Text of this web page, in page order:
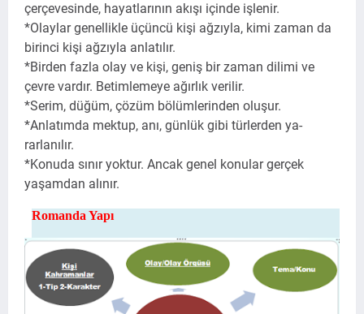
çerçevesinde, hayatlarının akışı içinde işlenir.
*Olaylar genellikle üçüncü kişi ağzıyla, kimi zaman da
birinci kişi ağzıyla anlatılır.
*Birden fazla olay ve kişi, geniş bir zaman dilimi ve
çevre vardır. Betimlemeye ağırlık verilir.
*Serim, düğüm, çözüm bölümlerinden oluşur.
*Anlatımda mektup, anı, günlük gibi türlerden ya­
rarlanılır.
*Konuda sınır yoktur. Ancak genel konular gerçek
yaşamdan alınır.
Romanda Yapı